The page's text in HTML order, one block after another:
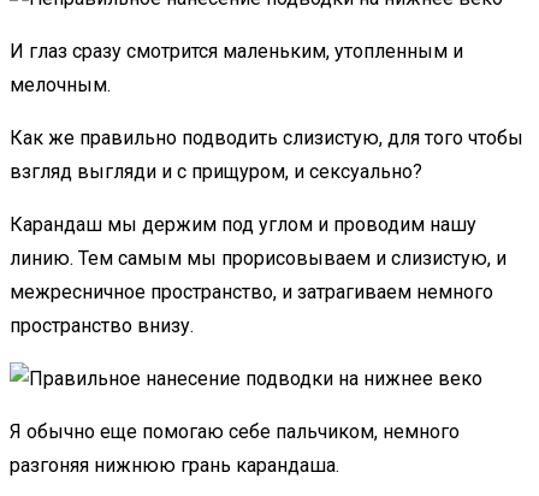
И глаз сразу смотрится маленьким, утопленным и
мелочным.
Как же правильно подводить слизистую, для того чтобы
взгляд выгляди и с прищуром, и сексуально?
Карандаш мы держим под углом и проводим нашу
линию. Тем самым мы прорисовываем и слизистую, и
межресничное пространство, и затрагиваем немного
пространство внизу.
Я обычно еще помогаю себе пальчиком, немного
разгоняя нижнюю грань карандаша.